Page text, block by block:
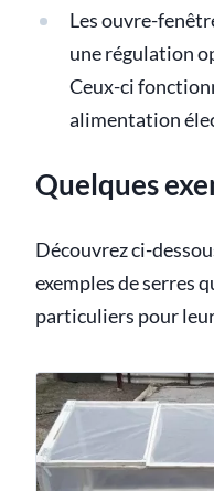
Les ouvre-
une régulation
Ceux-ci
alimentation
Quelques
Découvrez ci-
exemples de serres
particuliers pour